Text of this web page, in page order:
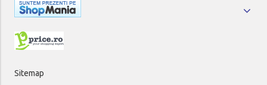
Sitemap